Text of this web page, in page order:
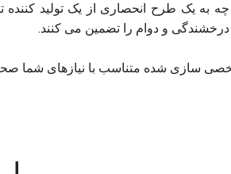
یک طرح انحصاری از یک تولید کننده
درخشندگی و دوام را تضمین می کنند.
سازی شده متناسب با نیازهای شما